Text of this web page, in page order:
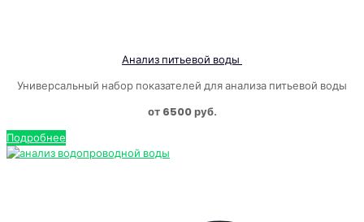
Анализ питьевой воды
Универсальный набор показателей для анализа питьевой воды
от 6500 руб.
Подробнее